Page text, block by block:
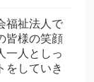
福祉法人で
皆様の笑顔
一人としっ
をしていき